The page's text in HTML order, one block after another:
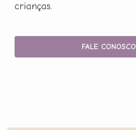
crianças.
FALE CONOSCO